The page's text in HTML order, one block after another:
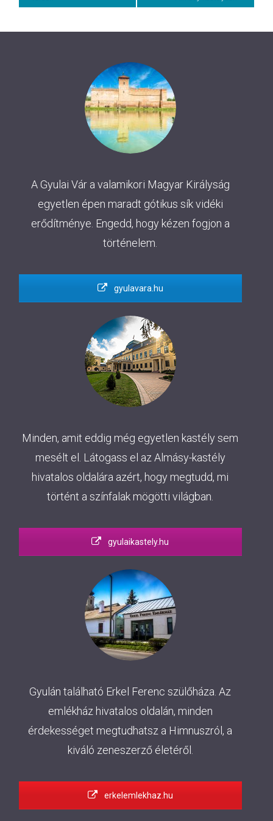
A Gyulai Vár a valamikori Magyar Királyság
egyetlen épen maradt gótikus sík vidéki
erődítménye. Engedd, hogy kézen fogjon a
történelem.
gyulavara.hu
Minden, amit eddig még egyetlen kastély sem
mesélt el. Látogass el az Almásy-kastély
hivatalos oldalára azért, hogy megtudd, mi
történt a színfalak mögötti világban.
gyulaikastely.hu
Gyulán található Erkel Ferenc szülőháza. Az
emlékház hivatalos oldalán, minden
érdekességet megtudhatsz a Himnuszról, a
kiváló zeneszerző életéről.
erkelemlekhaz.hu